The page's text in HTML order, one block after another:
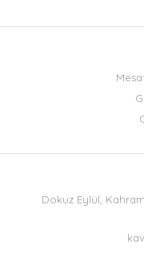
Dokuz Eylül,